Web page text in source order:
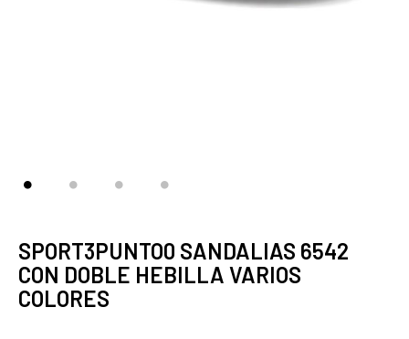
SPORT3PUNTO0 SANDALIAS 6542
CON DOBLE HEBILLA VARIOS
COLORES